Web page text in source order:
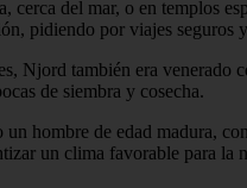
cerca del mar, o en templos
pidiendo por viajes seguros
Njord también era
de siembra y cosecha.
hombre de edad madura,
un clima favorable para la